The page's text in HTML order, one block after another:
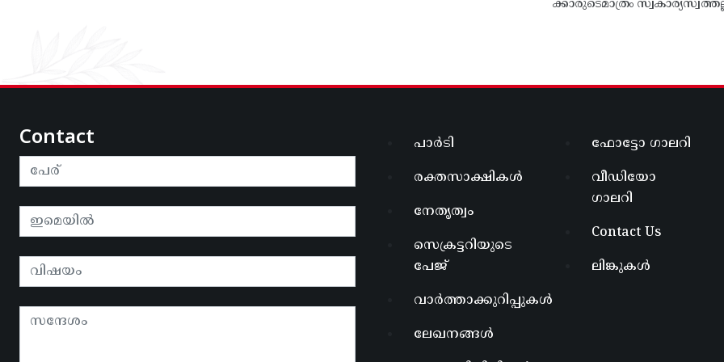
ക്കാരുടെമാത്രം
Contact പാർടി
രക്തസാക്ഷികൾ
നേതൃത്വം
സെക്രട്ടറിയുടെ
പേജ്
വാർത്താക്കുറിപ്പുകൾ
ലേഖനങ്ങൾ
ഫോട്ടോ ഗാലറി
വീഡിയോ
ഗാലറി
Contact Us
ലിങ്കുകൾ